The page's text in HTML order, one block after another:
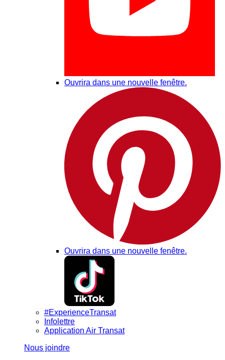
Ouvrira dans une nouvelle fenêtre.
Ouvrira dans une nouvelle fenêtre.
#ExperienceTransat
Infolettre
Application Air Transat
Nous joindre